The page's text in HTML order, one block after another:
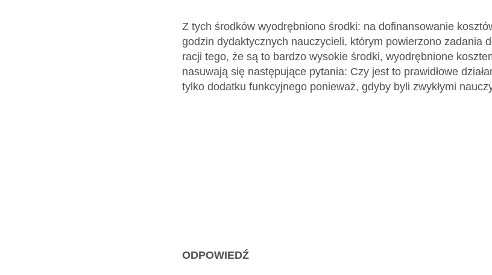
Z tych środków wyodrębniono środki: na dofinansowanie
godzin dydaktycznych nauczycieli, którym powierzono zadania
racji tego, że są to bardzo wysokie środki, wyodrębnione
nasuwają się następujące pytania: Czy jest to prawidłowe
tylko dodatku funkcyjnego ponieważ, gdyby byli zwykłymi
ODPOWIEDŹ